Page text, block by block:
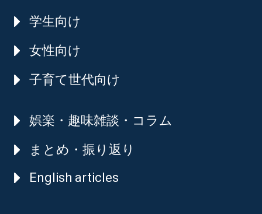
学生向け
女性向け
子育て世代向け
娯楽・趣味雑談・コラム
まとめ・振り返り
English articles